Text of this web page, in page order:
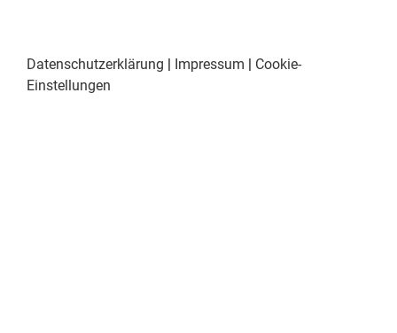
Datenschutzerklärung | Impressum | Cookie-
Einstellungen